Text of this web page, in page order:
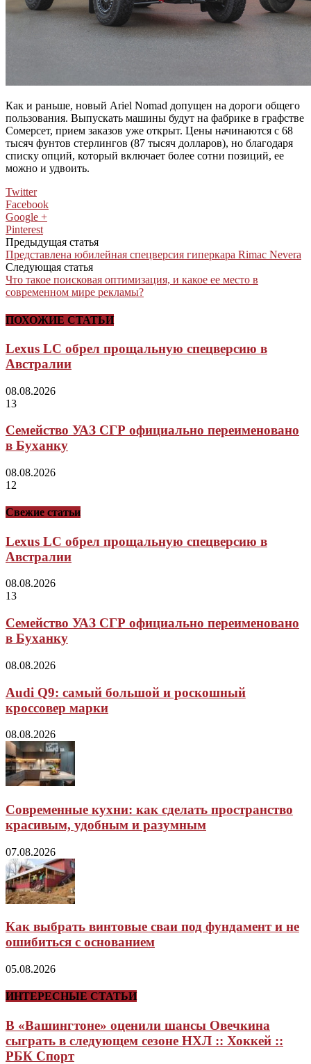
Как и раньше, новый Ariel Nomad допущен на дороги общего
пользования. Выпускать машины будут на фабрике в графстве
Сомерсет, прием заказов уже открыт. Цены начинаются с 68
тысяч фунтов стерлингов (87 тысяч долларов), но благодаря
списку опций, который включает более сотни позиций, ее
можно и удвоить.
Twitter
Facebook
Google +
Pinterest
Предыдущая статья
Представлена юбилейная спецверсия гиперкара Rimac Nevera
Следующая статья
Что такое поисковая оптимизация, и какое ее место в
современном мире рекламы?
ПОХОЖИЕ СТАТЬИ
Lexus LC обрел прощальную спецверсию в
Австралии
08.08.2026
13
Семейство УАЗ СГР официально переименовано
в Буханку
08.08.2026
12
Свежие статьи
Lexus LC обрел прощальную спецверсию в
Австралии
08.08.2026
13
Семейство УАЗ СГР официально переименовано
в Буханку
08.08.2026
Audi Q9: самый большой и роскошный
кроссовер марки
08.08.2026
Современные кухни: как сделать пространство
красивым, удобным и разумным
07.08.2026
Как выбрать винтовые сваи под фундамент и не
ошибиться с основанием
05.08.2026
ИНТЕРЕСНЫЕ СТАТЬИ
В «Вашингтоне» оценили шансы Овечкина
сыграть в следующем сезоне НХЛ :: Хоккей ::
РБК Спорт